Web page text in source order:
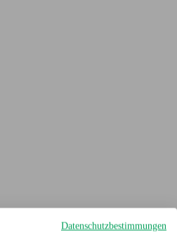
Datenschutzbestimmungen